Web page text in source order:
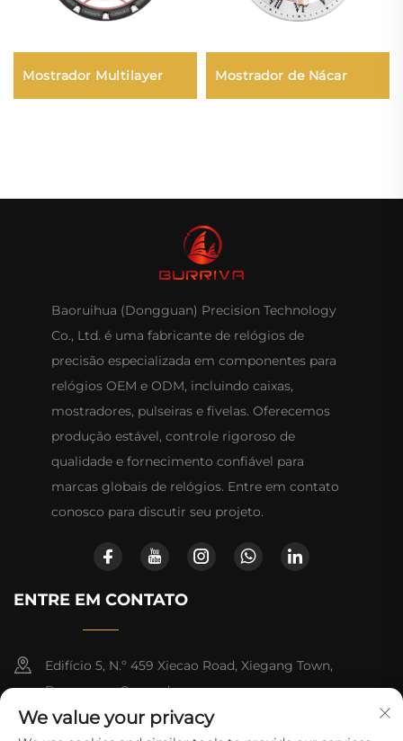
Mostrador Multilayer Mostrador de Nácar
Baoruihua (Dongguan) Precision Technology
Co., Ltd. é uma fabricante de relógios de
precisão especializada em componentes para
relógios OEM e ODM, incluindo caixas,
mostradores, pulseiras e fivelas. Oferecemos
produção estável, controle rigoroso de
qualidade e fornecimento confiável para
marcas globais de relógios. Entre em contato
conosco para discutir seu projeto.
ENTRE EM CONTATO
Edifício 5, N.º 459 Xiecao Road, Xiegang Town,
Dongguan, Guangdong
+852-8402 6198
We value your privacy